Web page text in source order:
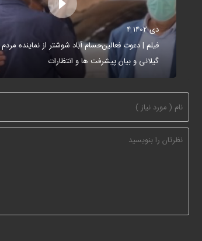
4 دی 1402
گیلانی و بیان پیشرفت ها و انتظارات